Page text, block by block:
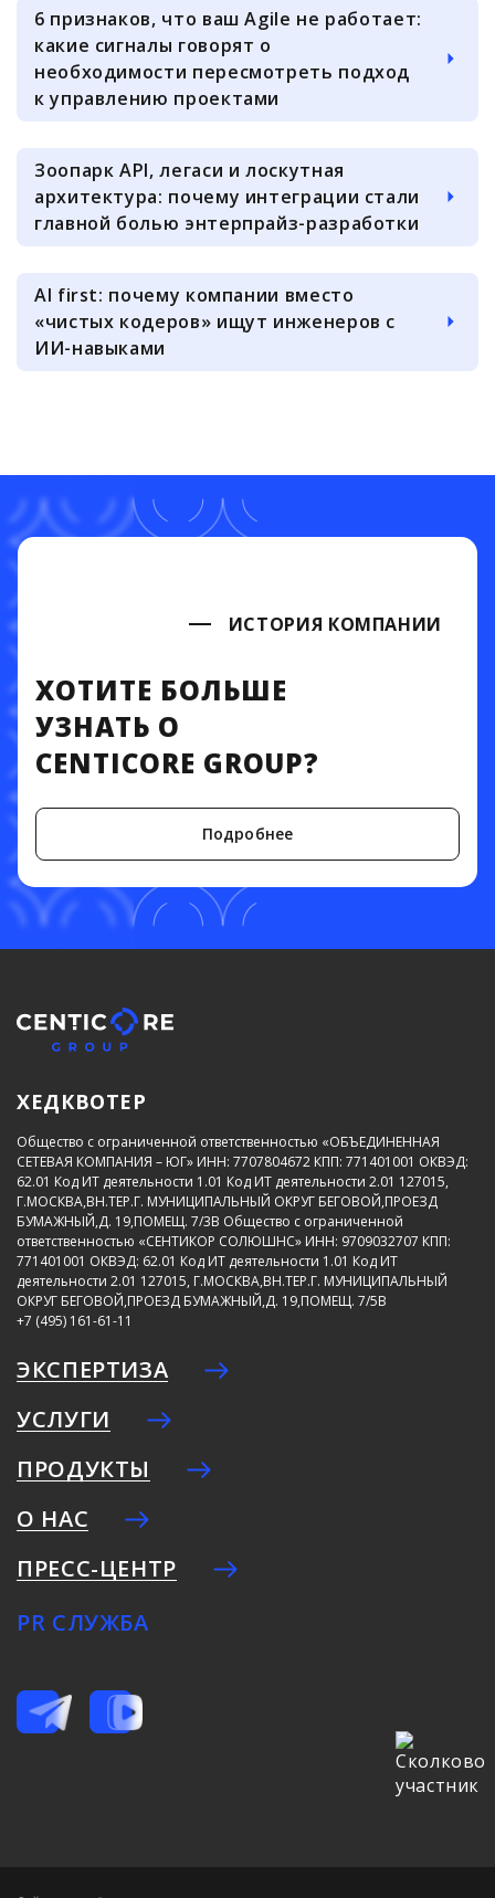
6 признаков, что ваш Agile не работает:
какие сигналы говорят о
необходимости пересмотреть подход
к управлению проектами
Зоопарк API, легаси и лоскутная
архитектура: почему интеграции стали
главной болью энтерпрайз-разработки
AI first: почему компании вместо
«чистых кодеров» ищут инженеров с
ИИ-навыками
ИСТОРИЯ КОМПАНИИ
ХОТИТЕ БОЛЬШЕ
УЗНАТЬ О
CENTICORE GROUP?
Подробнее
ХЕДКВОТЕР
Общество с ограниченной ответственностью «ОБЪЕДИНЕННАЯ
СЕТЕВАЯ КОМПАНИЯ – ЮГ» ИНН: 7707804672 КПП: 771401001 ОКВЭД:
62.01 Код ИТ деятельности 1.01 Код ИТ деятельности 2.01 127015,
Г.МОСКВА,ВН.ТЕР.Г. МУНИЦИПАЛЬНЫЙ ОКРУГ БЕГОВОЙ,ПРОЕЗД
БУМАЖНЫЙ,Д. 19,ПОМЕЩ. 7/3В Общество с ограниченной
ответственностью «СЕНТИКОР СОЛЮШНС» ИНН: 9709032707 КПП:
771401001 ОКВЭД: 62.01 Код ИТ деятельности 1.01 Код ИТ
деятельности 2.01 127015, Г.МОСКВА,ВН.ТЕР.Г. МУНИЦИПАЛЬНЫЙ
ОКРУГ БЕГОВОЙ,ПРОЕЗД БУМАЖНЫЙ,Д. 19,ПОМЕЩ. 7/5В
+7 (495) 161-61-11
ЭКСПЕРТИЗА
УСЛУГИ
ПРОДУКТЫ
О НАС
ПРЕСС-ЦЕНТР
PR СЛУЖБА